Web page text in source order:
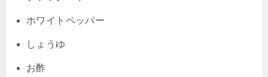
ホワイトペッパー
しょうゆ
お酢